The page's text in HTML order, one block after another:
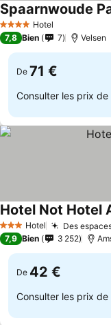
4 Étoiles Hotel
Spaarnwoude
7,8 Bien 7 Velsen
De 71 €
Consulter les prix de
3 ÉtoilesHotel Des
Hotel Not Hotel
7,9 Bien 3 252
De 42 €
Consulter les prix de